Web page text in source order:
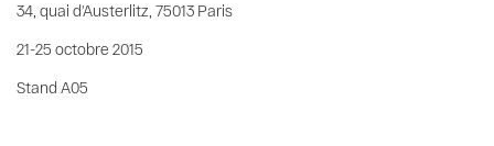
34, quai d'Austerlitz, 75013 Paris
21-25 octobre 2015
Stand A05